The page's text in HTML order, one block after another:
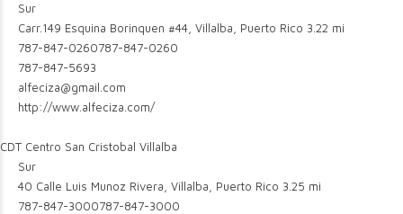
Sur
Carr.149 Esquina Borinquen #44, Villalba, Puerto Rico 3.22 mi
787-847-0260787-847-0260
787-847-5693
alfeciza@gmail.com
http://www.alfeciza.com/
CDT Centro San Cristobal Villalba
Sur
40 Calle Luis Munoz Rivera, Villalba, Puerto Rico 3.25 mi
787-847-3000787-847-3000